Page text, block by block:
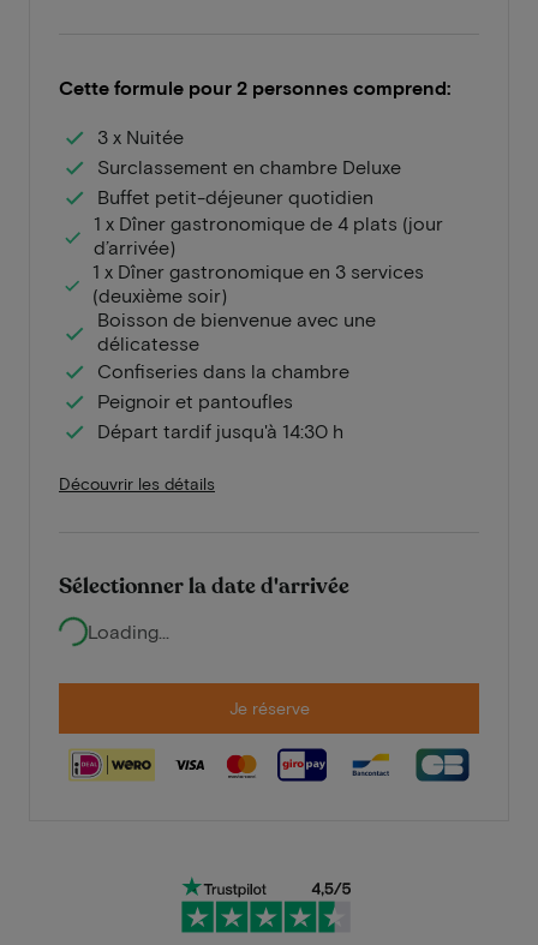
Cette formule pour 2 personnes comprend:
3 x Nuitée
Surclassement en chambre Deluxe
Buffet petit-déjeuner quotidien
1 x Dîner gastronomique de 4 plats (jour
d’arrivée)
1 x Dîner gastronomique en 3 services
(deuxième soir)
Boisson de bienvenue avec une
délicatesse
Confiseries dans la chambre
Peignoir et pantoufles
Départ tardif jusqu'à 14:30 h
Découvrir les détails
Sélectionner la date d'arrivée
Loading...
Je réserve